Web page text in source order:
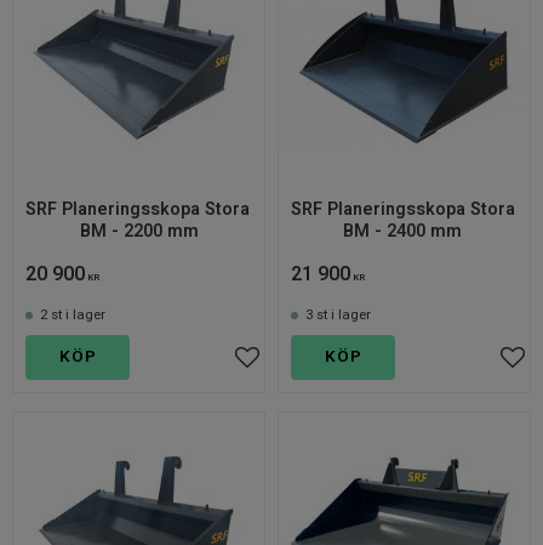
SRF Planeringsskopa Stora
BM - 2200 mm
20 900 KR
Lägg till i favoriter
2 st i lager
KÖP
SRF Planeringsskopa Stora
BM - 2400 mm
21 900 KR
3 st i lager
KÖP